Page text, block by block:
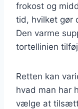
frokost og
tid, hvilket gør
Den varme
tortellinien
Retten kan
hvad man har
vælge at